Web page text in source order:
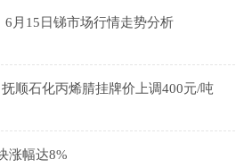
6月15日锑市场行情走势分析
顺石化丙烯腈挂牌价上调400元/吨
涨幅达8%